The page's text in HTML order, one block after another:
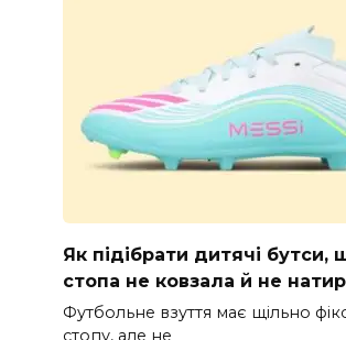
Як підібрати дитячі бутси,
стопа не ковзала й не
Футбольне взуття має щільно
стопу, але не